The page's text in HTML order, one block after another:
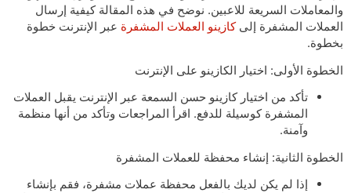
والمعاملات السريعة للاعبين. نوضح في هذه المقالة كيفية إرسال
العملات المشفرة إلىكازينو العملات المشفرة عبر الإنترنت خطوة
بخطوة.
الخطوة الأولى: اختيار الكازينو على الإنترنت
تأكد من اختيار كازينو حسن السمعة عبر الإنترنت يقبل العملات
المشفرة كوسيلة للدفع. اقرأ المراجعات وتأكد من أنها منظمة
وآمنة.
الخطوة الثانية: إنشاء محفظة للعملات المشفرة
إذا لم يكن لديك بالفعل محفظة عملات مشفرة، فقم بإنشاء